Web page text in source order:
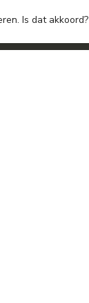
Is dat akkoord?